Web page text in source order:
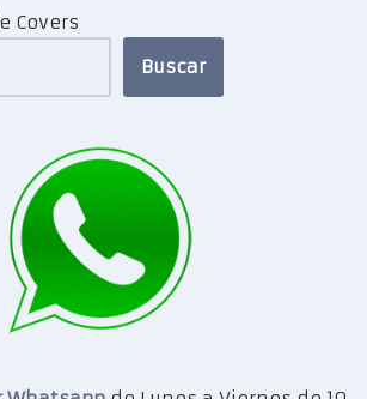
Covers
Buscar